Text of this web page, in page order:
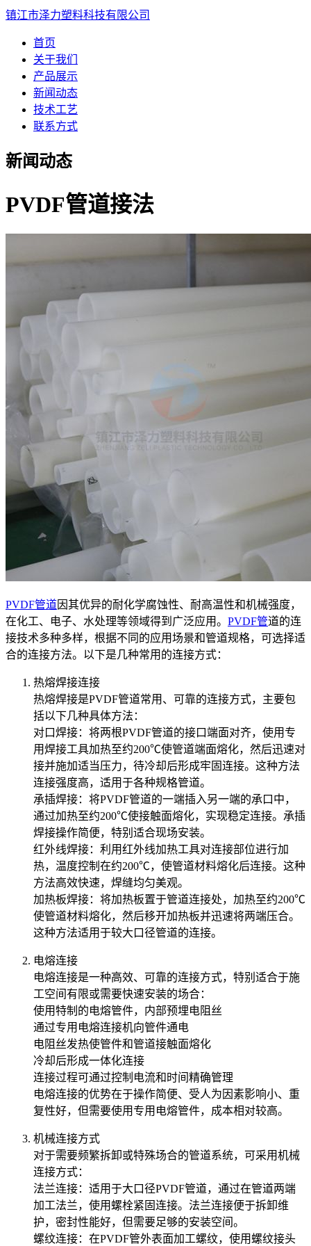
镇江市泽力塑料科技有限公司
首页
关于我们
产品展示
新闻动态
技术工艺
联系方式
新闻动态
PVDF管道接法
PVDF管道因其优异的耐化学腐蚀性、耐高温性和机械强度，
在化工、电子、水处理等领域得到广泛应用。 PVDF管道的连
接技术多种多样，根据不同的应用场景和管道规格，可选择适
合的连接方法。以下是几种常用的连接方式：
热熔焊接连接
热熔焊接是PVDF管道常用、可靠的连接方式，主要包
括以下几种具体方法：
‌对口焊接‌：将两根PVDF管道的接口端面对齐，使用专
用焊接工具加热至约200℃使管道端面熔化，然后迅速对
接并施加适当压力，待冷却后形成牢固连接。这种方法
连接强度高，适用于各种规格管道。
‌承插焊接‌：将PVDF管道的一端插入另一端的承口中，
通过加热至约200℃使接触面熔化，实现稳定连接。承插
焊接操作简便，特别适合现场安装。
‌红外线焊接‌：利用红外线加热工具对连接部位进行加
热，温度控制在约200℃，使管道材料熔化后连接。这种
方法高效快速，焊缝均匀美观。
‌加热板焊接‌：将加热板置于管道连接处，加热至约200℃
使管道材料熔化，然后移开加热板并迅速将两端压合。
这种方法适用于较大口径管道的连接。
电熔连接
电熔连接是一种高效、可靠的连接方式，特别适合于施
工空间有限或需要快速安装的场合：
使用特制的电熔管件，内部预埋电阻丝
通过专用电熔连接机向管件通电
电阻丝发热使管件和管道接触面熔化
冷却后形成一体化连接
连接过程可通过控制电流和时间精确管理
电熔连接的优势在于操作简便、受人为因素影响小、重
复性好，但需要使用专用电熔管件，成本相对较高。
机械连接方式
对于需要频繁拆卸或特殊场合的管道系统，可采用机械
连接方式：
‌法兰连接‌：适用于大口径PVDF管道，通过在管道两端
加工法兰，使用螺栓紧固连接。法兰连接便于拆卸维
护，密封性能好，但需要足够的安装空间。
‌螺纹连接‌：在PVDF管外表面加工螺纹，使用螺纹接头